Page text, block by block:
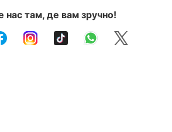
нас там, де вам зручно!